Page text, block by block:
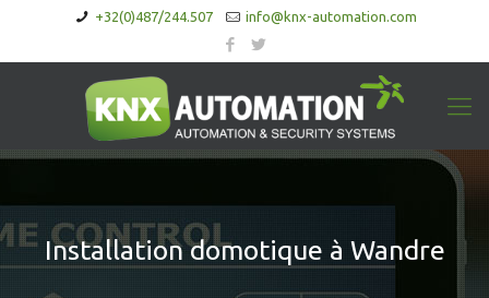
+32(0)487/244.507 info@knx-automation.com
Installation domotique à Wandre